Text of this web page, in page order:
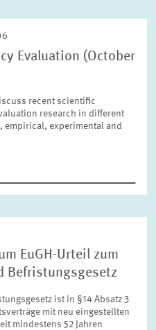
ÜBER DAS ZEW
GESCHICHTE
FORSCHUNG
GREMIEN
Evaluation (October
recent scientific
research in different
empirical, experimental and
EuGH-Urteil zum
Befristungsgesetz
ist in §14 Absatz 3
mit neu eingestellten
mindestens 52 Jahren